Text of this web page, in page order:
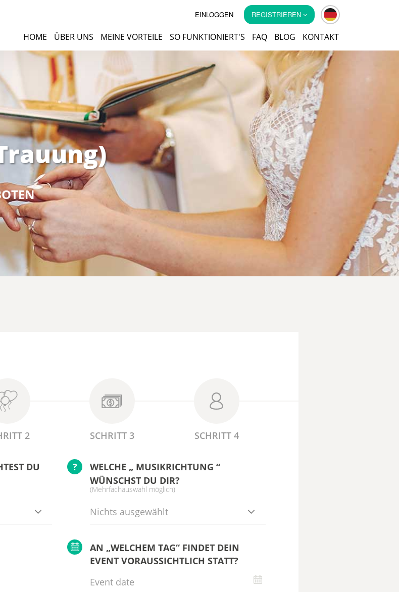
EINLOGGEN REGISTRIEREN
HOME ÜBER UNS MEINE VORTEILE SO FUNKTIONIERT'S FAQ BLOG KONTAKT
2 SCHRITT 3 SCHRITT 4
DU
?
WELCHE „ MUSIKRICHTUNG “
WÜNSCHST DU DIR?
(Mehrfachauswahl möglich)
Nichts ausgewählt
AN „WELCHEM TAG“ FINDET DEIN
EVENT VORAUSSICHTLICH STATT?